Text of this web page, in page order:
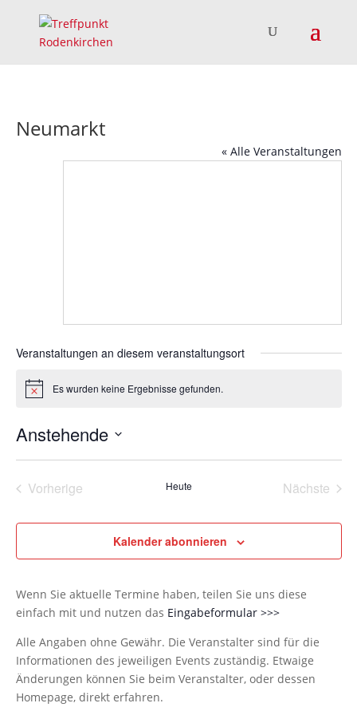
Neumarkt
« Alle Veranstaltungen
Veranstaltungen an diesem veranstaltungsort
HinweisEs wurden keine Ergebnisse gefunden.
Anstehende
Vorherige
Heute
Nächste
Kalender abonnieren
Wenn Sie aktuelle Termine haben, teilen Sie uns diese
einfach mit und nutzen das Eingabeformular >>>
Alle Angaben ohne Gewähr. Die Veranstalter sind für die
Informationen des jeweiligen Events zuständig. Etwaige
Änderungen können Sie beim Veranstalter, oder dessen
Homepage, direkt erfahren.